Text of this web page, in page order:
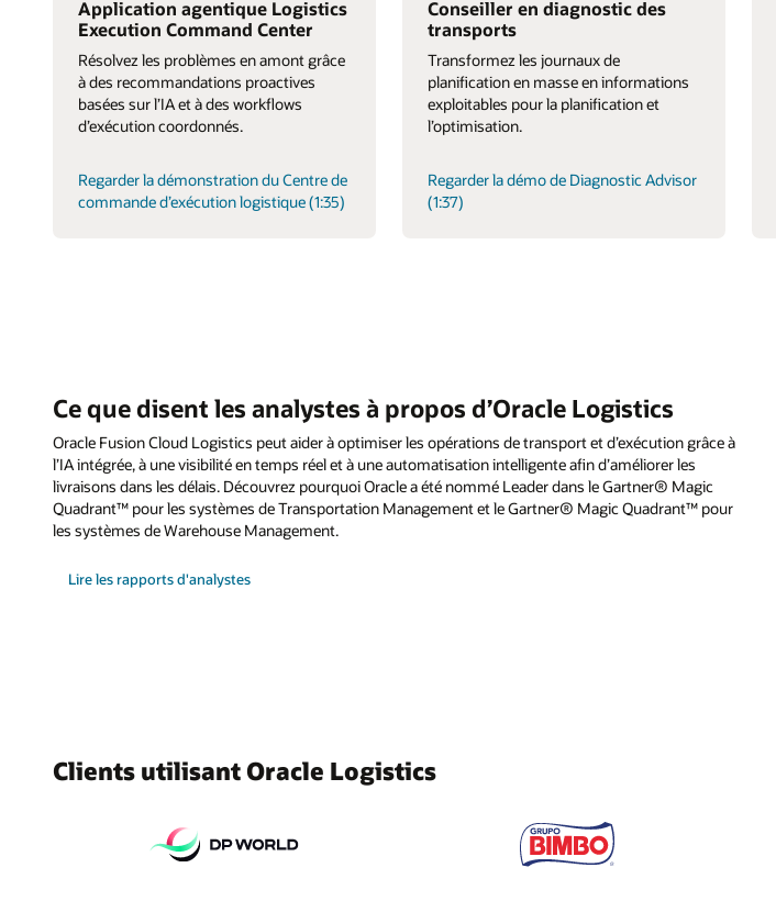
Application agentique Logistics
Execution Command Center
Résolvez les problèmes en amont grâce
à des recommandations proactives
basées sur l’IA et à des workflows
d’exécution coordonnés.
Regarder la démonstration du Centre de
commande d’exécution logistique (1:35)
Conseiller en diagnostic des
transports
Transformez les journaux de
planification en masse en informations
exploitables pour la planification et
l’optimisation.
Regarder la démo de Diagnostic Advisor
(1:37)
Ce que disent les analystes à propos d’Oracle Logistics
Oracle Fusion Cloud Logistics peut aider à optimiser les opérations de transport et d’exécution grâce à
l’IA intégrée, à une visibilité en temps réel et à une automatisation intelligente afin d’améliorer les
livraisons dans les délais. Découvrez pourquoi Oracle a été nommé Leader dans le Gartner® Magic
Quadrant™ pour les systèmes de Transportation Management et le Gartner® Magic Quadrant™ pour
les systèmes de Warehouse Management.
Lire les rapports d'analystes
Clients utilisant Oracle Logistics